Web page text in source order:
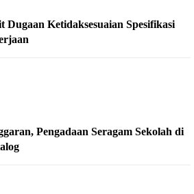
Dugaan Ketidaksesuaian Spesifikasi
Pengadaan Seragam Sekolah di